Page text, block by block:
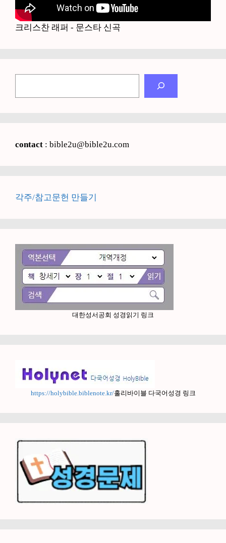
크리스찬 래퍼 - 문스타 신곡
contact : bible2u@bible2u.com
각주/참고문헌 만들기
대한성서공회 성경읽기 링크
https://holybible.biblenote.kr/홀리바이블 다국어성경 링크